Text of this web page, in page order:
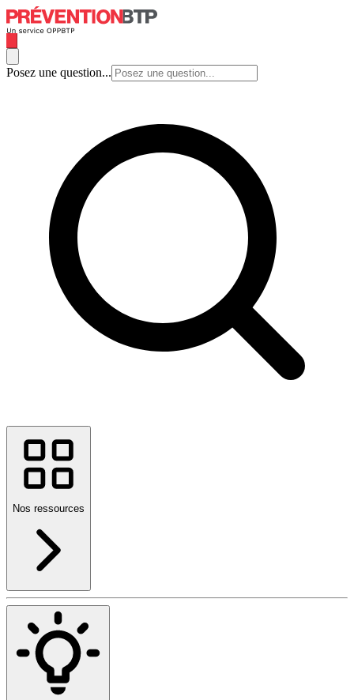
Posez une question...
Nos ressources